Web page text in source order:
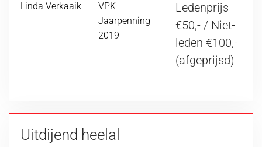
Linda Verkaaik
VPK
Jaarpenning
2019
Ledenprijs
€50,- / Niet-
leden €100,-
(afgeprijsd)
Uitdijend heelal